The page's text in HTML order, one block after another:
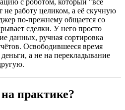
не работу целиком, а её скучную
по-прежнему общается со
сделки. У него просто
данных, ручная сортировка
Освободившееся время
а не на перекладывание
практике?